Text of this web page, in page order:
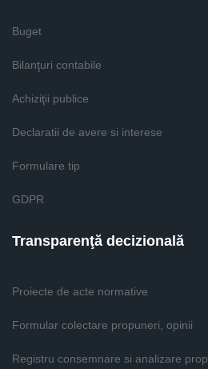
Buget
Bilanţuri contabile
Achiziţii publice
Declaratii de avere si interese
Formulare tip
GDPR
Transparenţă decizională
Proiecte de acte normative
Formular colectare propuneri, opinii
Registru consemnare si analizare